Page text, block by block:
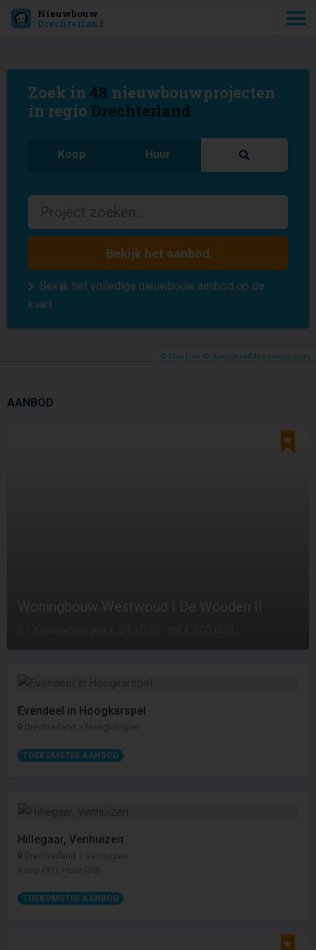
Nieuwbouw
Drechterland
© MapTiler © OpenStreetMap contributors
Zoek in 48 nieuwbouwprojecten
in regio Drechterland
Koop Huur
Bekijk het aanbod
Bekijk het volledige nieuwbouw aanbod op de
kaart
AANBOD
Evendeel in Hoogkarspel
Drechterland > Hoogkarspel
TOEKOMSTIG AANBOD
Hillegaar, Venhuizen
Drechterland > Venhuizen
Koop (91), Huur (30)
TOEKOMSTIG AANBOD